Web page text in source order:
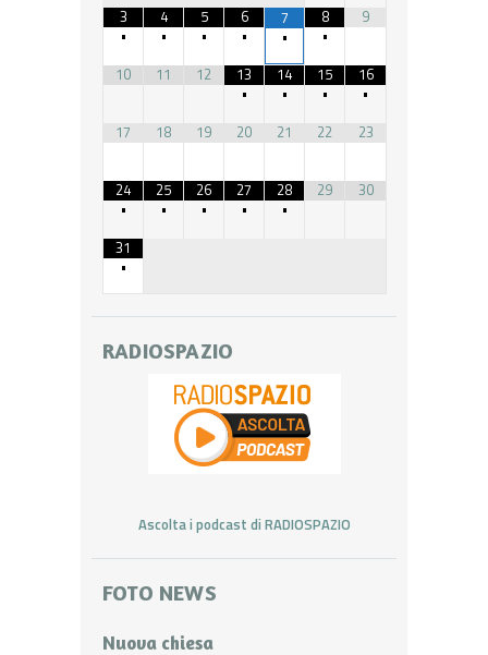
3
•
4
•
5
•
6
•
7
•
8
•
9
10 11 12
13
•
14
•
15
•
16
•
17
18 19 20 21 22 23
24
•
25
•
26
•
27
•
28
•
29 30
31
•
RADIOSPAZIO
Ascolta i podcast di RADIOSPAZIO
FOTO NEWS
Nuova chiesa